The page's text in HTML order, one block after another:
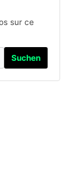
sur ce
Suchen